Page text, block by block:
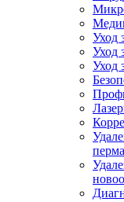
Уход
Уход
Уход